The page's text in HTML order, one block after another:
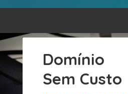
Domínio
Sem Custo